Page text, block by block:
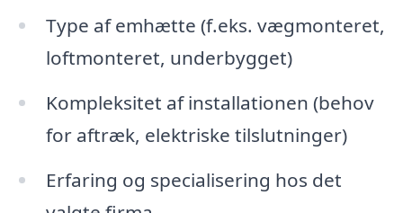
Type af emhætte (f.eks. vægmonteret,
loftmonteret, underbygget)
Kompleksitet af installationen (behov
for aftræk, elektriske tilslutninger)
Erfaring og specialisering hos det